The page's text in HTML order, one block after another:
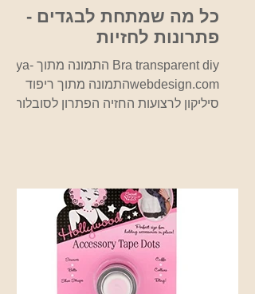
כל מה שמתחת לבגדים -
פתרונות לחזיות
Bra transparent diy התמונה מתוך ya-
webdesign.comהתמונה מתוך ריפוד
סיליקון לרצועות החזיה הפתרון לסובלות